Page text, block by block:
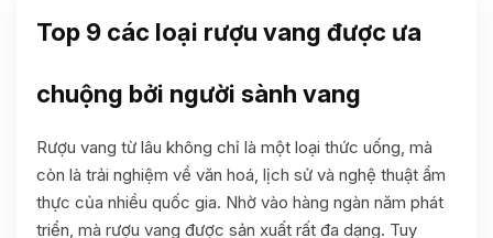
Top 9 các loại rượu vang được ưa
chuộng bởi người sành vang
Rượu vang từ lâu không chỉ là một loại thức uống, mà
còn là trải nghiệm về văn hoá, lịch sử và nghệ thuật ẩm
thực của nhiều quốc gia. Nhờ vào hàng ngàn năm phát
triển, mà rượu vang được sản xuất rất đa dạng. Tuy